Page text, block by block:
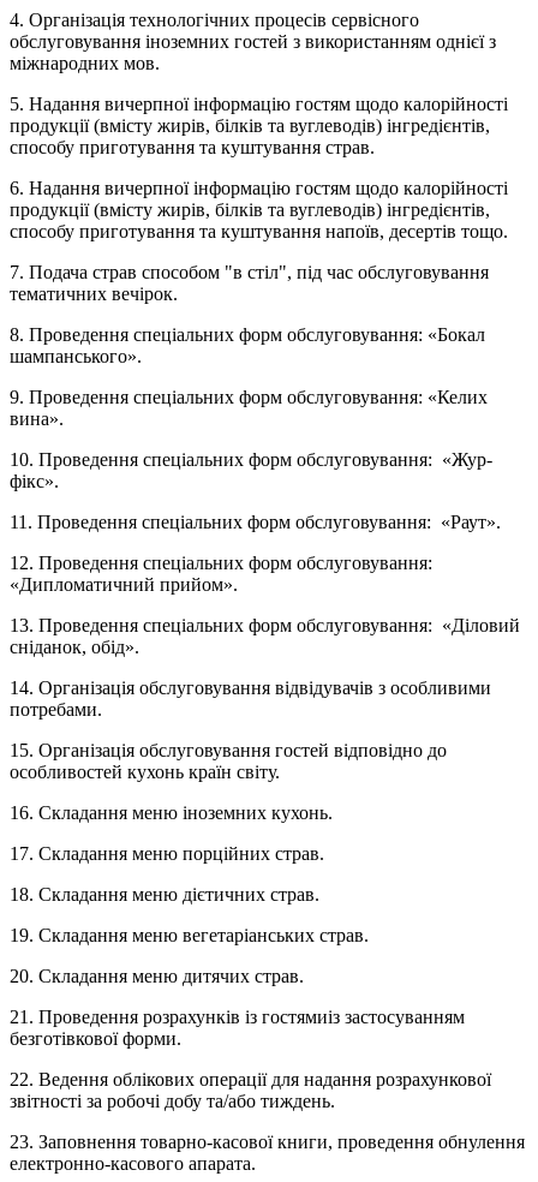
4. Організація технологічних процесів сервісного
обслуговування іноземних гостей з використанням однієї з
міжнародних мов.
5. Надання вичерпної інформацію гостям щодо калорійності
продукції (вмісту жирів, білків та вуглеводів) інгредієнтів,
способу приготування та куштування страв.
6. Надання вичерпної інформацію гостям щодо калорійності
продукції (вмісту жирів, білків та вуглеводів) інгредієнтів,
способу приготування та куштування напоїв, десертів тощо.
7. Подача страв способом "в стіл", під час обслуговування
тематичних вечірок.
8. Проведення спеціальних форм обслуговування: «Бокал
шампанського».
9. Проведення спеціальних форм обслуговування: «Келих
вина».
10. Проведення спеціальних форм обслуговування: «Жур-
фікс».
11. Проведення спеціальних форм обслуговування: «Раут».
12. Проведення спеціальних форм обслуговування:
«Дипломатичний прийом».
13. Проведення спеціальних форм обслуговування: «Діловий
сніданок, обід».
14. Організація обслуговування відвідувачів з особливими
потребами.
15. Організація обслуговування гостей відповідно до
особливостей кухонь країн світу.
16. Складання меню іноземних кухонь.
17. Складання меню порційних страв.
18. Складання меню дієтичних страв.
19. Складання меню вегетаріанських страв.
20. Складання меню дитячих страв.
21. Проведення розрахунків із гостямиіз застосуванням
безготівкової форми.
22. Ведення облікових операції для надання розрахункової
звітності за робочі добу та/або тиждень.
23. Заповнення товарно-касової книги, проведення обнулення
електронно-касового апарата.